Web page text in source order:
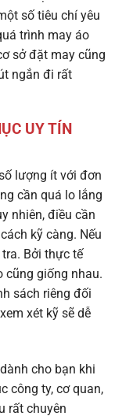
số tiêu chí yêu
trình may áo
sở đặt may cũng
ngắn đi rất
UY TÍN
lượng ít với đơn
cần quá lo lắng
nhiên, điều cần
kỹ càng. Nếu
Bởi thực tế
cũng giống nhau.
sách riêng đối
xét kỹ sẽ dễ
cho bạn khi
công ty, cơ quan,
rất chuyên